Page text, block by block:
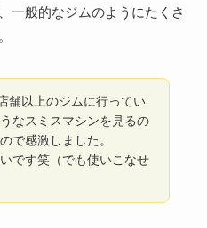
一般的なジムのようにたくさ
舗以上のジムに行ってい
なスミスマシンを見るの
で感激しました。
です笑（でも使いこなせ